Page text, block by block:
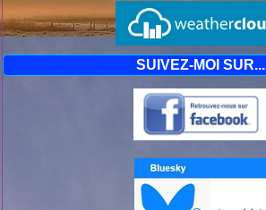
SUIVEZ-MOI SUR...